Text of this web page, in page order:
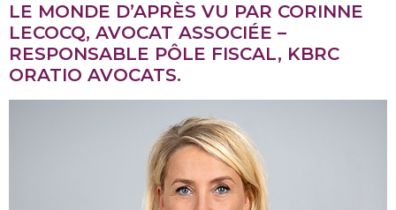
LE MONDE D’APRÈS VU PAR CORINNE
LECOCQ, AVOCAT ASSOCIÉE –
RESPONSABLE PÔLE FISCAL, KBRC
ORATIO AVOCATS.